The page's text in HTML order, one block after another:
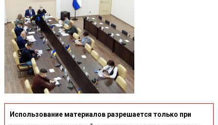
Использование материалов разрешается только при